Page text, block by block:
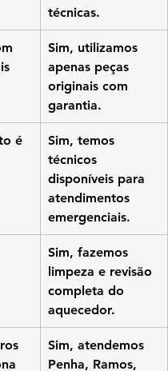
técnicas.
Sim, utilizamos
apenas peças
originais com
garantia.
é
Sim, temos
técnicos
disponíveis para
atendimentos
emergenciais.
Sim, fazemos
limpeza e revisão
completa do
aquecedor.
Sim, atendemos
Penha, Ramos,